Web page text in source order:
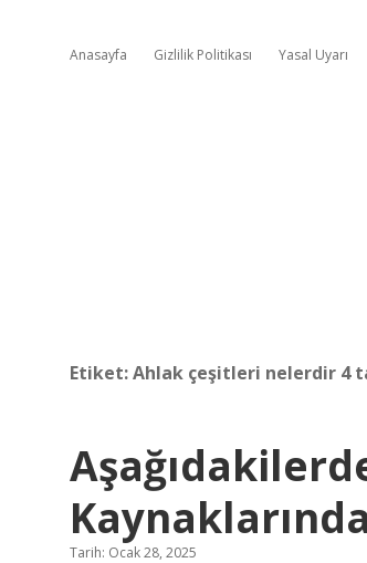
Anasayfa Gizlilik Politikası Yasal Uyarı
Etiket:Ahlak çeşitleri nelerdir 4
Tarih: Ocak 28, 2025